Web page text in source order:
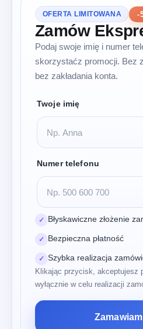
OFERTA LIMITOWANA -
Zamów
Podaj swoje imię i numer
skorzystaćz promocji. Bez
bez zakładania konta.
Twoje imię
Numer telefonu
✓ Błyskawiczne złożenie
✓ Bezpieczna płatność
✓ Szybka realizacja
Klikając przycisk, akceptujesz
wyłącznie w celu realizacji